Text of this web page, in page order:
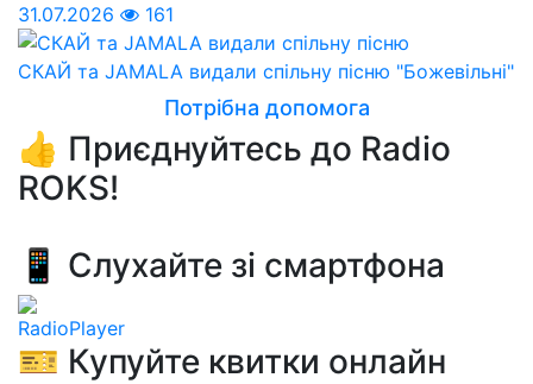
31.07.2026
161
СКАЙ та JAMALA видали спільну пісню "Божевільні"
Потрібна допомога
👍 Приєднуйтесь до Radio
ROKS!
📱 Слухайте зі смартфона
RadioPlayer
🎫 Купуйте квитки онлайн